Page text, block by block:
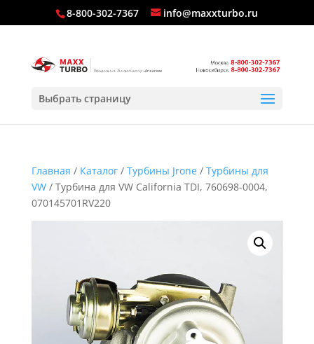
8-800-302-7367 info@maxxturbo.ru
Выбрать страницу
Главная / Каталог/ Турбины Jrone/ Турбины для
VW/ Турбина для VW California TDI, 760698-0004,
070145701RV220